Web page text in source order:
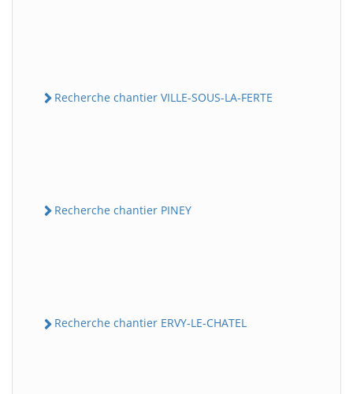
Recherche chantier VILLE-SOUS-LA-FERTE
Recherche chantier PINEY
Recherche chantier ERVY-LE-CHATEL